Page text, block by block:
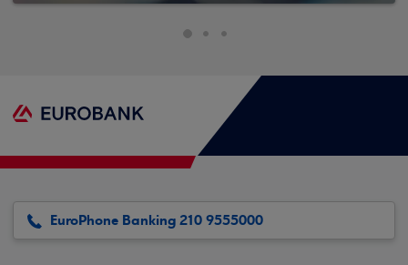
EuroPhone Banking 210 9555000